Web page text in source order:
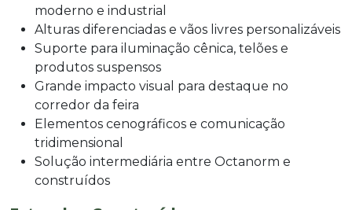
moderno e industrial
Alturas diferenciadas e vãos livres personalizáveis
Suporte para iluminação cênica, telões e
produtos suspensos
Grande impacto visual para destaque no
corredor da feira
Elementos cenográficos e comunicação
tridimensional
Solução intermediária entre Octanorm e
construídos